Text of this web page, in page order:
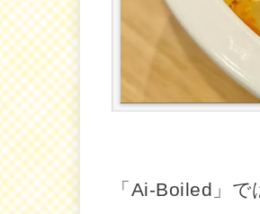
「Ai-Boiled」で